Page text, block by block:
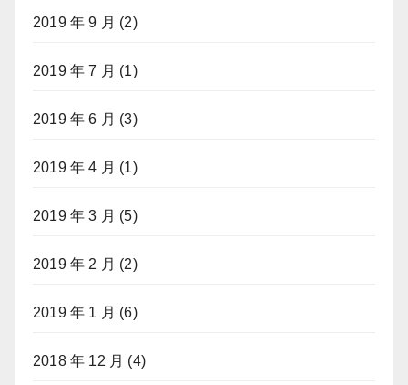
2019 年 9 月 (2)
2019 年 7 月 (1)
2019 年 6 月 (3)
2019 年 4 月 (1)
2019 年 3 月 (5)
2019 年 2 月 (2)
2019 年 1 月 (6)
2018 年 12 月 (4)